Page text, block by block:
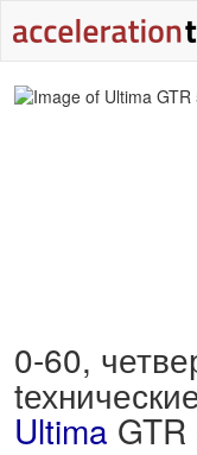
0-60,
Ultima